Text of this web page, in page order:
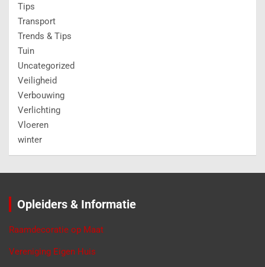
Tips
Transport
Trends & Tips
Tuin
Uncategorized
Veiligheid
Verbouwing
Verlichting
Vloeren
winter
Opleiders & Informatie
Raamdecoratie op Maat
Vereniging Eigen Huis